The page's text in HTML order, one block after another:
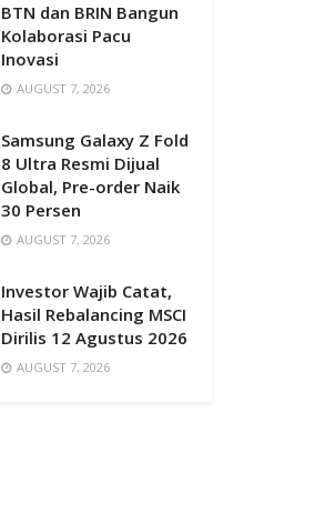
BTN dan BRIN Bangun
Kolaborasi Pacu
Inovasi
AUGUST 7, 2026
Samsung Galaxy Z Fold
8 Ultra Resmi Dijual
Global, Pre-order Naik
30 Persen
AUGUST 7, 2026
Investor Wajib Catat,
Hasil Rebalancing MSCI
Dirilis 12 Agustus 2026
AUGUST 7, 2026